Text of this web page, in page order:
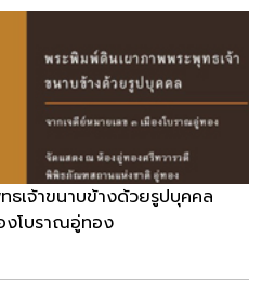
ธเจ้าขนาบข้างด้วยรูปบุคคล
งโบราณอู่ทอง